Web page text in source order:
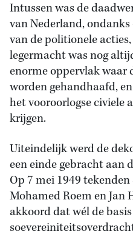
Intussen was de
van Nederland,
van de politionele
legermacht was nog
enorme oppervlak waar
worden gehandhaafd,
het vooroorlogse civiele
krijgen.
Uiteindelijk werd de
een einde gebracht aan
Op 7 mei 1949
Mohamed Roem en Jan
akkoord dat wél de